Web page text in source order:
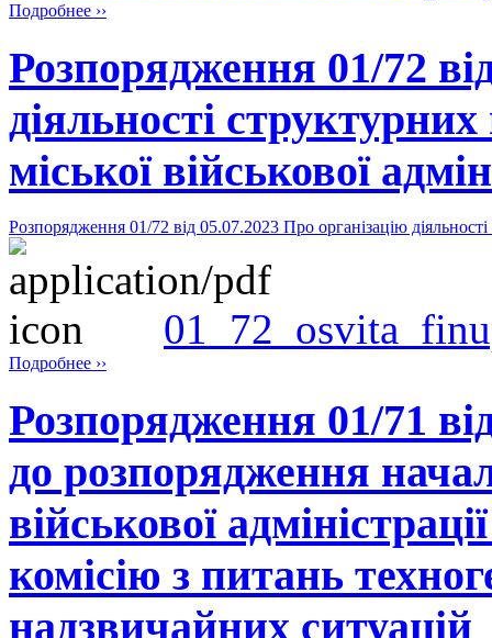
Подробнее ››
Розпорядження 01/72
діяльності
міської військової
Розпорядження 01/72 від 05.07.2023 Про організацію діяльності
Подробнее ››
Розпорядження 01/71
до розпорядження
військової
комісію з питань
надзвичайних ситуацій